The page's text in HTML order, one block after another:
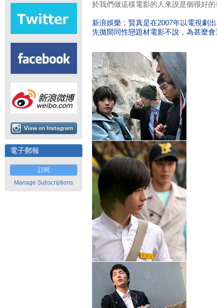
電子郵報
訂閱
Manage Subscriptions
於我們做這樣電影的人來說是個很好
新浪娛樂：賢真是在2007年以電視劇
先拋開同性戀題材電影不說，為甚麼